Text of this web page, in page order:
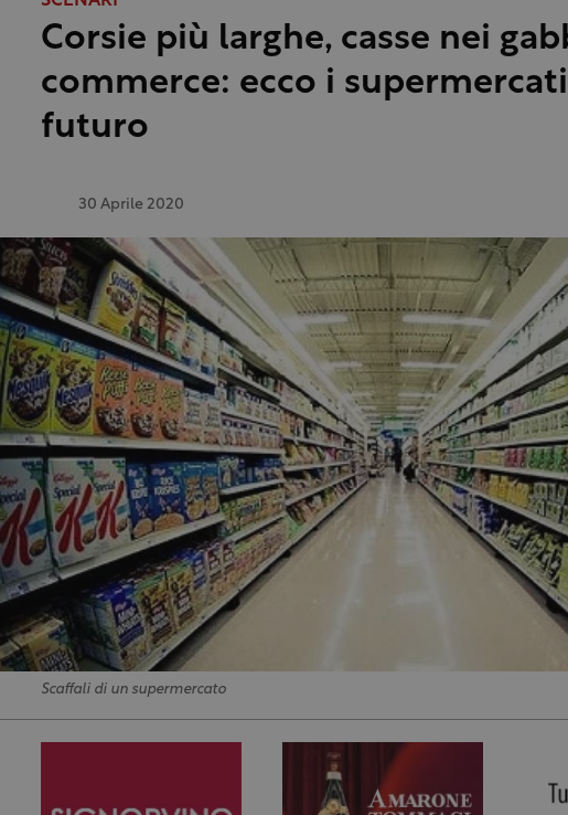
Corsie più larghe, casse nei
commerce: ecco i
futuro
30 Aprile 2020
Scaffali di un supermercato